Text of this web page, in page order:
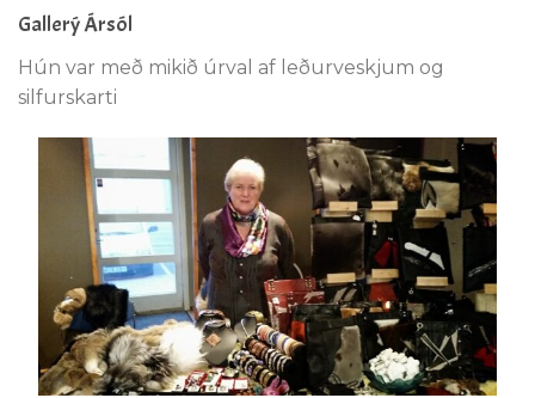
Gallerý Ársól
Hún var með mikið úrval af leðurveskjum og
silfurskarti